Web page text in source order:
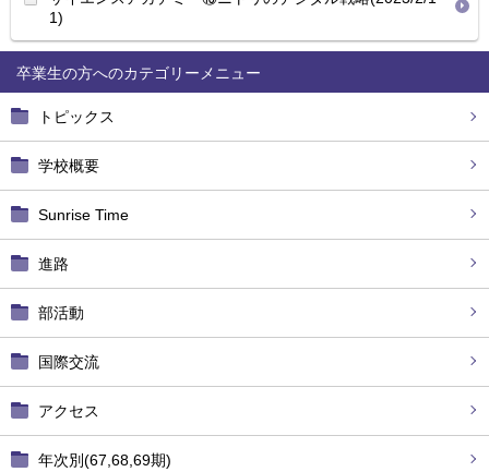
卒業生の方へ
トピックス
学校概要
Sunrise Time
進路
部活動
国際交流
アクセス
年次別(67,68,69期)
1)